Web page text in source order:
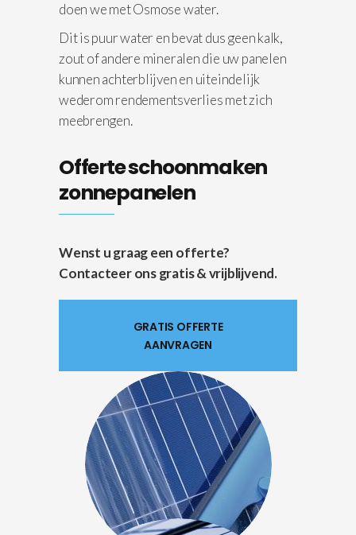
doen we met Osmose water.
Dit is puur water en bevat dus geen kalk,
zout of andere mineralen die uw panelen
kunnen achterblijven en uiteindelijk
wederom rendementsverlies met zich
meebrengen.
Offerte schoonmaken
zonnepanelen
Wenst u graag een offerte?
Contacteer ons gratis & vrijblijvend.
GRATIS OFFERTE
AANVRAGEN